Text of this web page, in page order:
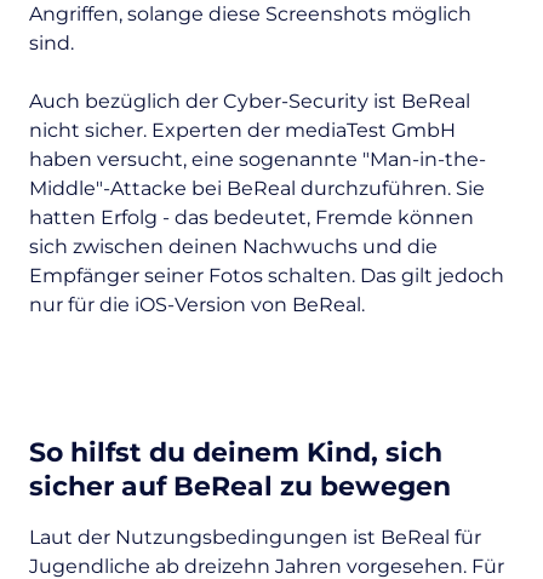
Angriffen, solange diese Screenshots möglich
sind.
Auch bezüglich der Cyber-Security ist BeReal
nicht sicher. Experten der mediaTest GmbH
haben versucht, eine sogenannte "Man-in-the-
Middle"-Attacke bei BeReal durchzuführen. Sie
hatten Erfolg - das bedeutet, Fremde können
sich zwischen deinen Nachwuchs und die
Empfänger seiner Fotos schalten. Das gilt jedoch
nur für die iOS-Version von BeReal.
So hilfst du deinem Kind, sich
sicher auf BeReal zu bewegen
Laut der Nutzungsbedingungen ist BeReal für
Jugendliche ab dreizehn Jahren vorgesehen. Für